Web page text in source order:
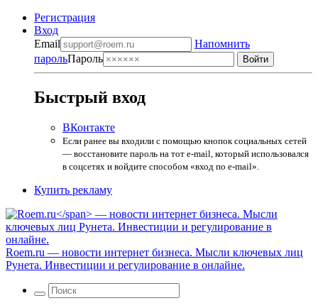
Регистрация
Вход
Email
Напомнить
парольПароль
Быстрый вход
ВКонтакте
Если ранее вы входили с помощью кнопок социальных сетей
— восстановите пароль на тот e-mail, который использовался
в соцсетях и войдите способом «вход по e-mail».
Купить рекламу
Roem.ru — новости интернет бизнеса. Мысли ключевых лиц
Рунета. Инвестиции и регулирование в онлайне.